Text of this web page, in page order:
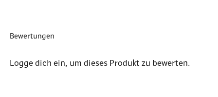
Bewertungen
Logge dich ein, um dieses Produkt zu bewerten.